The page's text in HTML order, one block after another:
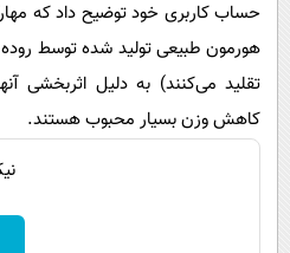
اجتماعی
حیات
هورمون طبیعی تولید شده توسط روده
تقلید می‌کنند) به دلیل اثربخشی
کاهش وزن بسیار محبوب هستند.